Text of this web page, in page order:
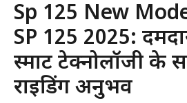
Sp 125 New
SP 125 2025:
स्मार्ट टेक्नोलॉजी के
राइडिंग अनुभव